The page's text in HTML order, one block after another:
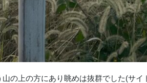
山の上の方にあり眺めは抜群でした(サイ